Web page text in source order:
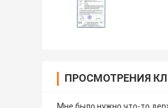
ПРОСМОТРЕНИЯ